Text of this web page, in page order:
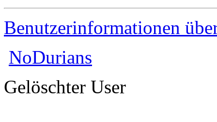
Benutzerinformationen
NoDurians
Gelöschter User